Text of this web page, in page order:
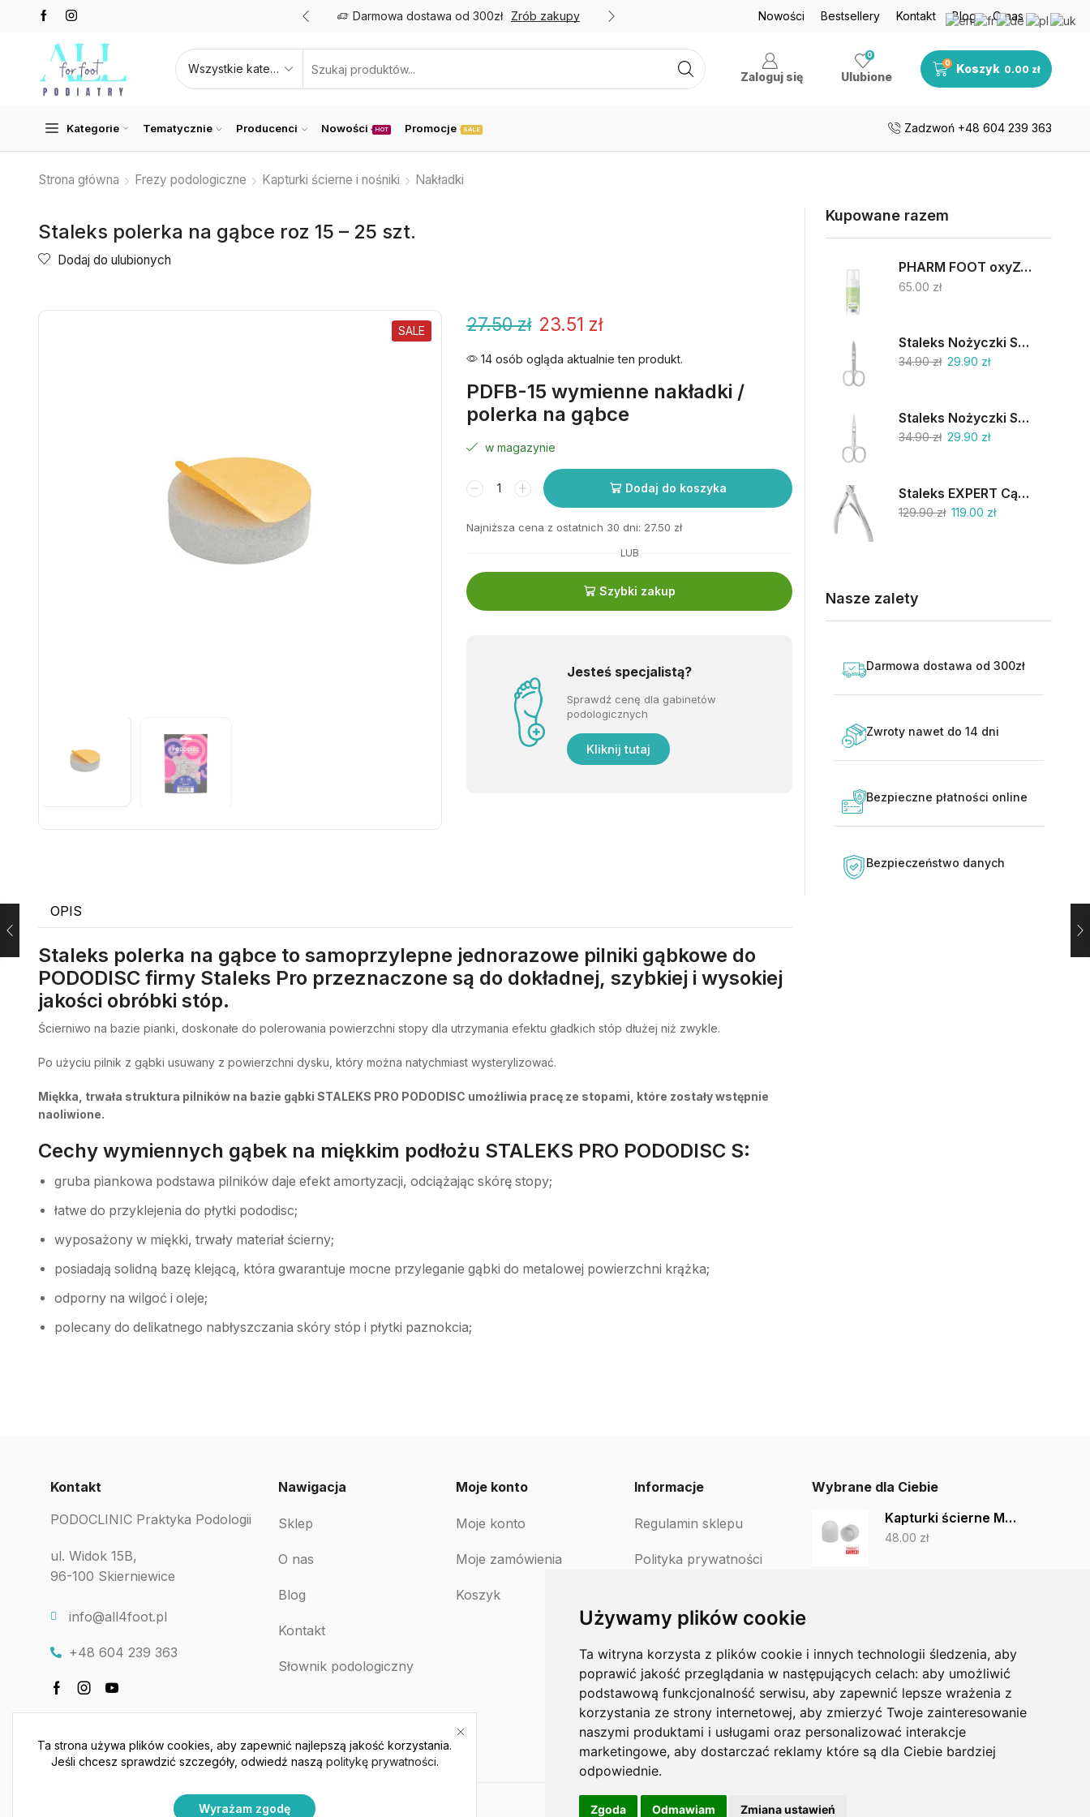
Używamy plików cookie
Ta witryna korzysta z plików cookie i innych technologii śledzenia, aby
poprawić jakość przeglądania w następujących celach: aby umożliwić
podstawową funkcjonalność serwisu, aby zapewnić lepsze wrażenia z
korzystania ze strony internetowej, aby zmierzyć Twoje zainteresowanie
naszymi produktami i usługami oraz personalizować interakcje
marketingowe, aby dostarczać reklamy które są dla Ciebie bardziej
odpowiednie.
Zgoda Odmawiam Zmiana ustawień
Promocje nawet do 50% Darmowa dostawa od 300zł Zrób zakupy Promocje nawet do 50% Zobacz teraz Darmowa
Nowości Bestsellery Kontakt Blog O nas
Zaloguj się
0
Ulubione
0 Koszyk 0.00 zł
Kategorie Tematycznie Producenci Nowości HOT Promocje SALE Zadzwoń +48 604 239 363
Strona główna Frezy podologiczne Kapturki ścierne i nośniki Nakładki
Staleks polerka na gąbce roz 15 – 25 szt.
Dodaj do ulubionych
SALE 27.50zł 23.51 zł
14 osób ogląda aktualnie ten produkt.
PDFB-15 wymienne nakładki /
polerka na gąbce
w magazynie
Dodaj do koszyka
Najniższa cena z ostatnich 30 dni: 27.50 zł
LUB
Szybki zakup
Jesteś specjalistą?
Sprawdź cenę dla gabinetów
podologicznych
Kliknij tutaj
OPIS
Staleks polerka na gąbce to samoprzylepne jednorazowe pilniki gąbkowe do
PODODISC firmy Staleks Pro przeznaczone są do dokładnej, szybkiej i wysokiej
jakości obróbki stóp.
Ścierniwo na bazie pianki, doskonałe do polerowania powierzchni stopy dla utrzymania efektu gładkich stóp dłużej niż zwykle.
Po użyciu pilnik z gąbki usuwany z powierzchni dysku, który można natychmiast wysterylizować.
Miękka, trwała struktura pilników na bazie gąbki STALEKS PRO PODODISC umożliwia pracę ze stopami, które zostały wstępnie
naoliwione.
Cechy wymiennych gąbek na miękkim podłożu STALEKS PRO PODODISC S:
gruba piankowa podstawa pilników daje efekt amortyzacji, odciążając skórę stopy;
łatwe do przyklejenia do płytki pododisc;
wyposażony w miękki, trwały materiał ścierny;
posiadają solidną bazę klejącą, która gwarantuje mocne przyleganie gąbki do metalowej powierzchni krążka;
odporny na wilgoć i oleje;
polecany do delikatnego nabłyszczania skóry stóp i płytki paznokcia;
Kupowane razem
PHARM FOOT oxyZONE OIL 75% oliwy ozonowanej i smocza krew 15ml
65.00 zł
Staleks Nożyczki SC-62/2
34.90zł 29.90 zł
Staleks Nożyczki SC-11/1
34.90zł 29.90 zł
Staleks EXPERT Cążki do skórek 9mm NE-90-9
129.90zł 119.00 zł
Nasze zalety
Darmowa dostawa od 300zł
Zwroty nawet do 14 dni
Bezpieczne płatności online
Bezpieczeństwo danych
Kontakt
PODOCLINIC Praktyka Podologii
ul. Widok 15B,
96-100 Skierniewice
info@all4foot.pl
+48 604 239 363
Nawigacja
Sklep
O nas
Blog
Kontakt
Słownik podologiczny
Moje konto
Moje konto
Moje zamówienia
Koszyk
Informacje
Regulamin sklepu
Polityka prywatności
Wybrane dla Ciebie
Kapturki ścierne MedCap 10mm białe - 50 sztuk
48.00 zł
Opaska na przodostopie Hapla
50.00 zł
Ta strona używa plików cookies, aby zapewnić najlepszą jakość korzystania.
Jeśli chcesz sprawdzić szczegóły, odwiedź naszą politykę prywatności.
Wyrażam zgodę